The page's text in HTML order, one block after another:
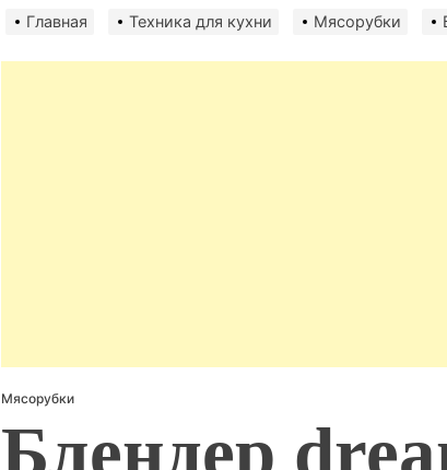
Главная Техника для кухни Мясорубки
Мясорубки
Блендер